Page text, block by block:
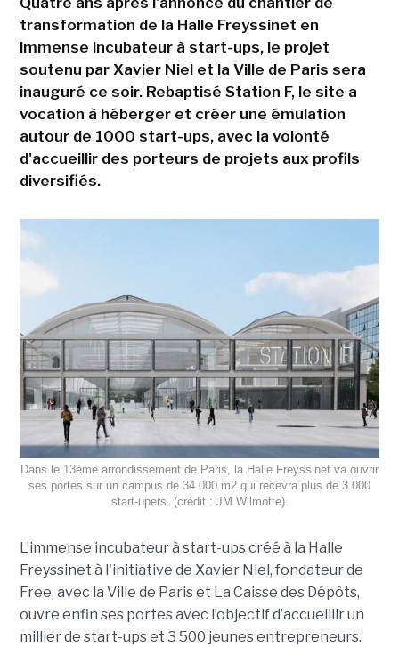
transformation de la Halle Freyssinet en
immense incubateur à start-ups, le projet
soutenu par Xavier Niel et la Ville de Paris sera
inauguré ce soir. Rebaptisé Station F, le site a
vocation à héberger et créer une émulation
autour de 1000 start-ups, avec la volonté
d'accueillir des porteurs de projets aux profils
diversifiés.
Dans le 13ème arrondissement de Paris, la Halle Freyssinet va ouvrir
ses portes sur un campus de 34 000 m2 qui recevra plus de 3 000
start-upers. (crédit : JM Wilmotte).
L’immense incubateur à start-ups créé à la Halle
Freyssinet à l'initiative de Xavier Niel, fondateur de
Free, avec la Ville de Paris et La Caisse des Dépôts,
ouvre enfin ses portes avec l’objectif d’accueillir un
millier de start-ups et 3 500 jeunes entrepreneurs.